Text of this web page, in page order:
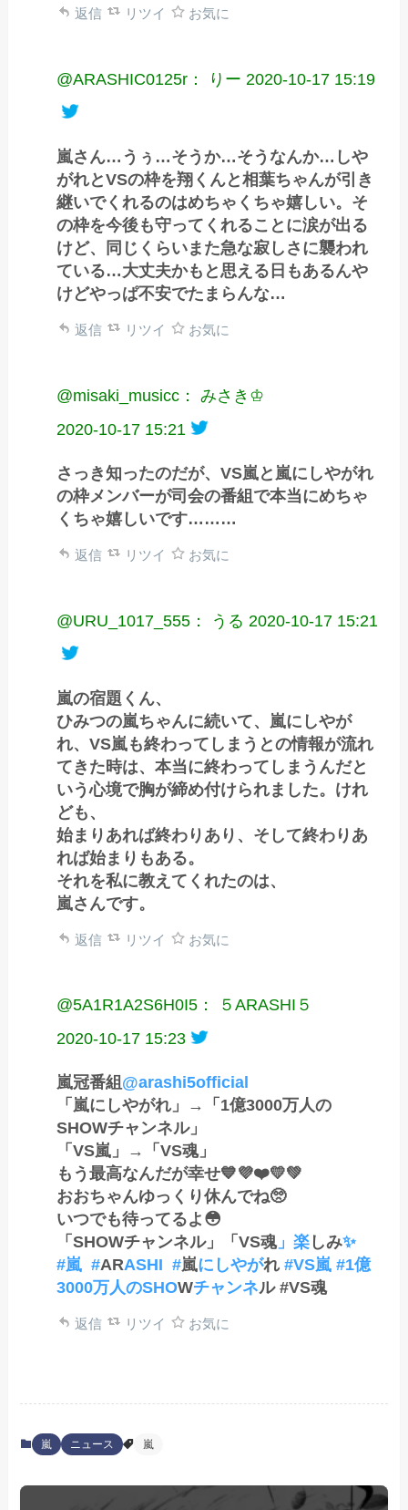
返信 リツイ お気に
@ARASHIC0125r： りー 2020-10-17 15:19
嵐さん…うぅ…そうか…そうなんか…しや
がれとVSの枠を翔くんと相葉ちゃんが引き
継いでくれるのはめちゃくちゃ嬉しい。そ
の枠を今後も守ってくれることに涙が出る
けど、同じくらいまた急な寂しさに襲われ
ている…大丈夫かもと思える日もあるんや
けどやっぱ不安でたまらんな…
返信 リツイ お気に
@misaki_musicc： みさき♔
2020-10-17 15:21
さっき知ったのだが、VS嵐と嵐にしやがれ
の枠メンバーが司会の番組で本当にめちゃ
くちゃ嬉しいです………
返信 リツイ お気に
@URU_1017_555： うる 2020-10-17 15:21
嵐の宿題くん、
ひみつの嵐ちゃんに続いて、嵐にしやが
れ、VS嵐も終わってしまうとの情報が流れ
てきた時は、本当に終わってしまうんだと
いう心境で胸が締め付けられました。けれ
ども、
始まりあれば終わりあり、そして終わりあ
れば始まりもある。
それを私に教えてくれたのは、
嵐さんです。
返信 リツイ お気に
@5A1R1A2S6H0I5： ５ARASHI５
2020-10-17 15:23
嵐冠番組 @arashi5official
「嵐にしやがれ」→「1億3000万人の
SHOWチャンネル」
「VS嵐」→「VS魂」
もう最高なんだが幸せ💙💜❤️💛💚
おおちゃんゆっくり休んでね🥺
いつでも待ってるよ😳
「SHOWチャンネル」「VS魂」楽 しみ✨
#嵐 #ARASHI #嵐にしやがれ #VS嵐 #1億
3000万人のSHOWチャンネル #VS魂
返信 リツイ お気に
嵐 ニュース 嵐